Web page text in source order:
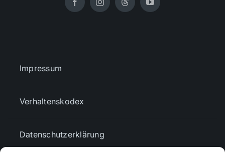
Impressum
Verhaltenskodex
Datenschutzerklärung